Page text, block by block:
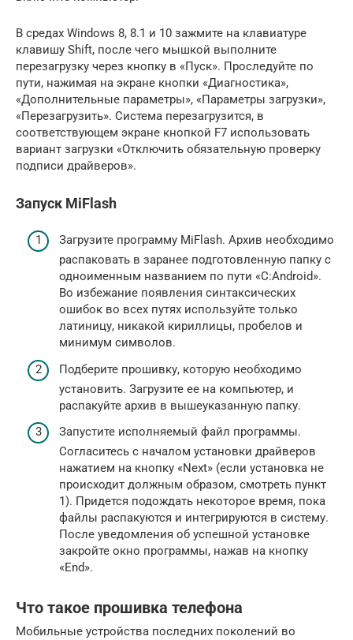
В средах Windows 8, 8.1 и 10 зажмите на клавиатуре
клавишу Shift, после чего мышкой выполните
перезагрузку через кнопку в «Пуск». Проследуйте по
пути, нажимая на экране кнопки «Диагностика»,
«Дополнительные параметры», «Параметры загрузки»,
«Перезагрузить». Система перезагрузится, в
соответствующем экране кнопкой F7 использовать
вариант загрузки «Отключить обязательную проверку
подписи драйверов».
Запуск MiFlash
Загрузите программу MiFlash. Архив необходимо
распаковать в заранее подготовленную папку с
одноименным названием по пути «C:Android».
Во избежание появления синтаксических
ошибок во всех путях используйте только
латиницу, никакой кириллицы, пробелов и
минимум символов.
Подберите прошивку, которую необходимо
установить. Загрузите ее на компьютер, и
распакуйте архив в вышеуказанную папку.
Запустите исполняемый файл программы.
Согласитесь с началом установки драйверов
нажатием на кнопку «Next» (если установка не
происходит должным образом, смотреть пункт
1). Придется подождать некоторое время, пока
файлы распакуются и интегрируются в систему.
После уведомления об успешной установке
закройте окно программы, нажав на кнопку
«End».
Что такое прошивка телефона
Мобильные устройства последних поколений во